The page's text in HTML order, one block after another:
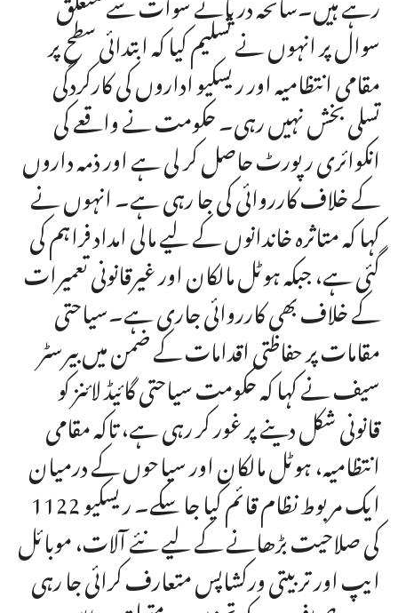
سوال پر انہوں نے تسلیم کیا کہ ابتدائی سطح پر
مقامی انتظامیہ اور ریسکیو اداروں کی کارکردگی
تسلی بخش نہیں رہی۔ حکومت نے واقعے کی
انکوائری رپورٹ حاصل کر لی ہے اور ذمہ داروں
کے خلاف کارروائی کی جا رہی ہے۔ انہوں نے
کہا کہ متاثرہ خاندانوں کے لیے مالی امداد فراہم کی
گئی ہے، جبکہ ہوٹل مالکان اور غیرقانونی تعمیرات
کے خلاف بھی کارروائی جاری ہے۔سیاحتی
مقامات پر حفاظتی اقدامات کے ضمن میں بیرسٹر
سیف نے کہا کہ حکومت سیاحتی گائیڈ لائنز کو
قانونی شکل دینے پر غور کر رہی ہے، تاکہ مقامی
انتظامیہ، ہوٹل مالکان اور سیاحوں کے درمیان
ایک مربوط نظام قائم کیا جا سکے۔ ریسکیو 1122
کی صلاحیت بڑھانے کے لیے نئے آلات، موبائل
ایپ اور تربیتی ورکشاپس متعارف کرائی جا رہی